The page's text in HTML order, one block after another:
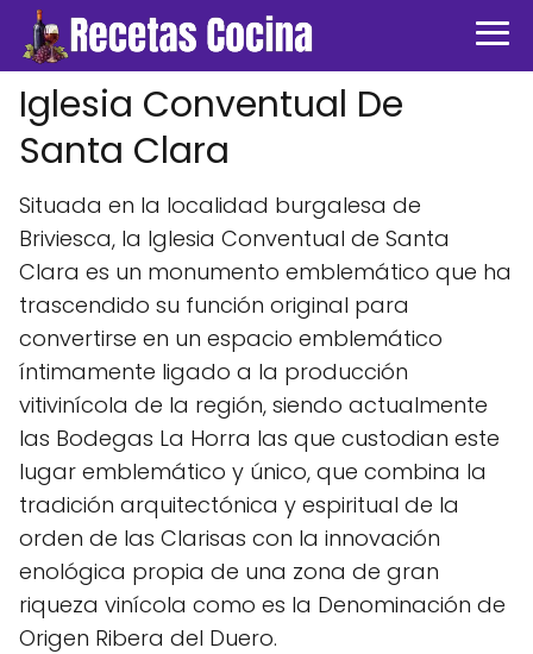
Iglesia Conventual De
Santa Clara
Situada en la localidad burgalesa de
Briviesca, la Iglesia Conventual de Santa
Clara es un monumento emblemático que ha
trascendido su función original para
convertirse en un espacio emblemático
íntimamente ligado a la producción
vitivinícola de la región, siendo actualmente
las Bodegas La Horra las que custodian este
lugar emblemático y único, que combina la
tradición arquitectónica y espiritual de la
orden de las Clarisas con la innovación
enológica propia de una zona de gran
riqueza vinícola como es la Denominación de
Origen Ribera del Duero.